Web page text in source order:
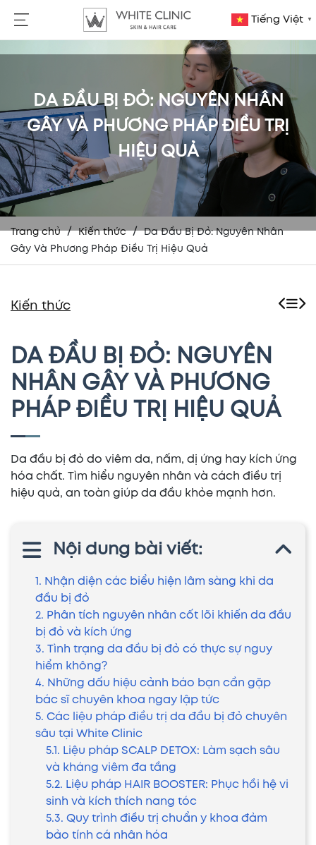
Tiếng Việt ▼
DA ĐẦU BỊ ĐỎ: NGUYÊN NHÂN
GÂY VÀ PHƯƠNG PHÁP ĐIỀU TRỊ
HIỆU QUẢ
Trang chủ / Kiến thức /
Da Đầu Bị Đỏ: Nguyên Nhân
Gây Và Phương Pháp Điều Trị Hiệu Quả
Kiến thức
DA ĐẦU BỊ ĐỎ: NGUYÊN
NHÂN GÂY VÀ PHƯƠNG
PHÁP ĐIỀU TRỊ HIỆU QUẢ
Da đầu bị đỏ do viêm da, nấm, dị ứng hay kích ứng
hóa chất. Tìm hiểu nguyên nhân và cách điều trị
hiệu quả, an toàn giúp da đầu khỏe mạnh hơn.
Nội dung bài viết:
1. Nhận diện các biểu hiện lâm sàng khi da
đầu bị đỏ
2. Phân tích nguyên nhân cốt lõi khiến da đầu
bị đỏ và kích ứng
3. Tình trạng da đầu bị đỏ có thực sự nguy
hiểm không?
4. Những dấu hiệu cảnh báo bạn cần gặp
bác sĩ chuyên khoa ngay lập tức
5. Các liệu pháp điều trị da đầu bị đỏ chuyên
sâu tại White Clinic
5.1. Liệu pháp SCALP DETOX: Làm sạch sâu
và kháng viêm đa tầng
5.2. Liệu pháp HAIR BOOSTER: Phục hồi hệ vi
sinh và kích thích nang tóc
5.3. Quy trình điều trị chuẩn y khoa đảm
bảo tính cá nhân hóa